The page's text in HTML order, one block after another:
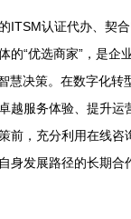
ITSM认证代办、契
的“优选商家”，是企
慧决策。在数字化转
越服务体验、提升运
前，充分利用在线咨
身发展路径的长期合